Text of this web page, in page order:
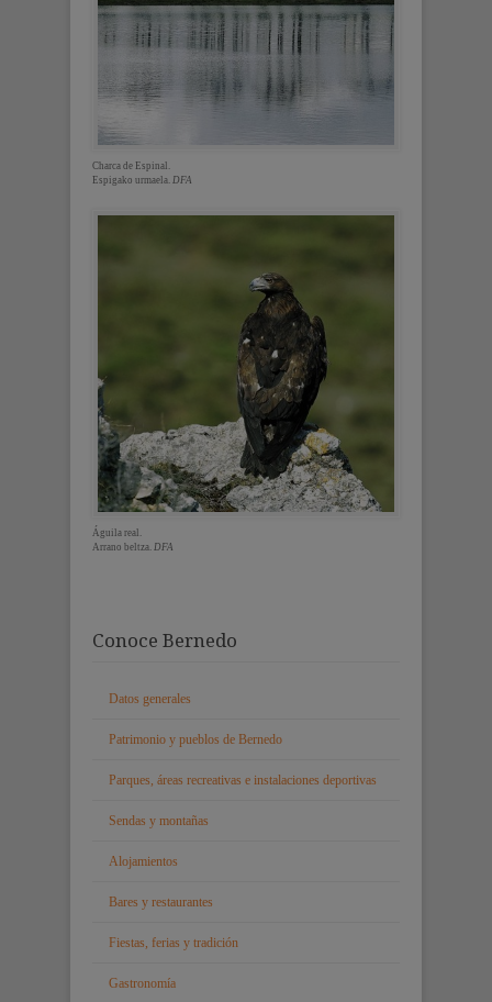
Charca de Espinal.
Espigako urmaela. DFA
Águila real.
Arrano beltza. DFA
Conoce Bernedo
Datos generales
Patrimonio y pueblos de Bernedo
Parques, áreas recreativas e instalaciones deportivas
Sendas y montañas
Alojamientos
Bares y restaurantes
Fiestas, ferias y tradición
Gastronomía